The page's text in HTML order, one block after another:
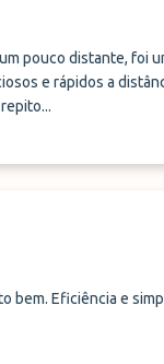
pouco distante, foi
e rápidos a
bem. Eficiência e